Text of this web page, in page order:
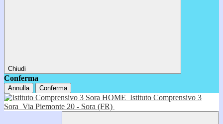
Chiudi
Conferma
Annulla Conferma
HOME Istituto Comprensivo 3
Sora Via Piemonte 20 - Sora (FR)